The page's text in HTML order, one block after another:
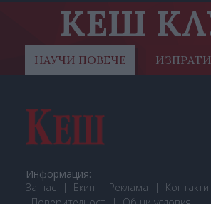
КЕШ
НАУЧИ ПОВЕЧЕ
Информация:
За нас
Екип Реклама
Контакти